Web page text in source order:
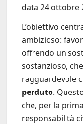
data 24 ottobre
L’obiettivo
ambizioso:
offrendo un
sostanzioso,
ragguardevole
perduto.
che, per la
responsabilità